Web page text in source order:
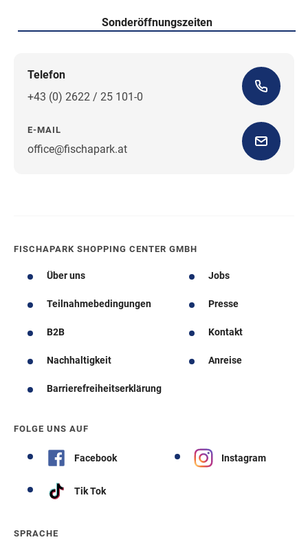
Sonderöffnungszeiten
Telefon
+43 (0) 2622 / 25 101-0
E-MAIL
office@fischapark.atWegbeschreibung
FISCHAPARK SHOPPING CENTER GMBH
Über uns Jobs
Teilnahmebedingungen Presse
B2B Kontakt
Nachhaltigkeit Anreise
Barrierefreiheitserklärung
FOLGE UNS AUF
Facebook Instagram
Tik Tok
SPRACHE